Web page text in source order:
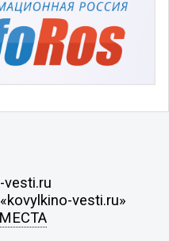
vesti.ru»